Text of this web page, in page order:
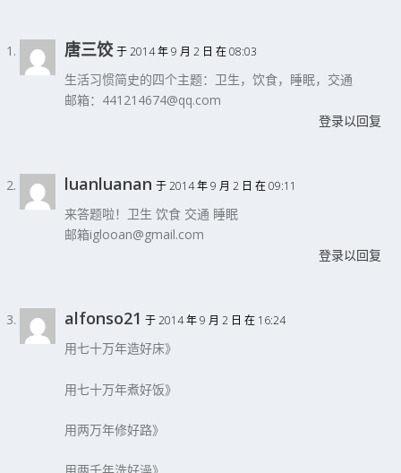
唐三饺 于 2014 年 9 月 2 日 在 08:03
生活习惯简史的四个主题：卫生，饮食，睡眠，交通
邮箱：441214674@qq.com
登录以回复
luanluanan 于 2014 年 9 月 2 日 在 09:11
来答题啦！卫生 饮食 交通 睡眠
邮箱iglooan@gmail.com
登录以回复
alfonso21 于 2014 年 9 月 2 日 在 16:24
用七十万年造好床》
用七十万年煮好饭》
用两万年修好路》